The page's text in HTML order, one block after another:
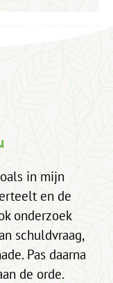
in mijn
en de
onderzoek
schuldvraag,
Pas daarna
de orde.